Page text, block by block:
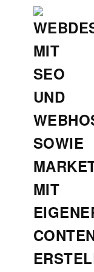
Zum
Hauptinhalt